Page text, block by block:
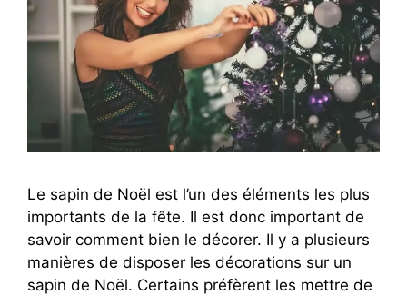
Le sapin de Noël est l’un des éléments les plus
importants de la fête. Il est donc important de
savoir comment bien le décorer. Il y a plusieurs
manières de disposer les décorations sur un
sapin de Noël. Certains préfèrent les mettre de